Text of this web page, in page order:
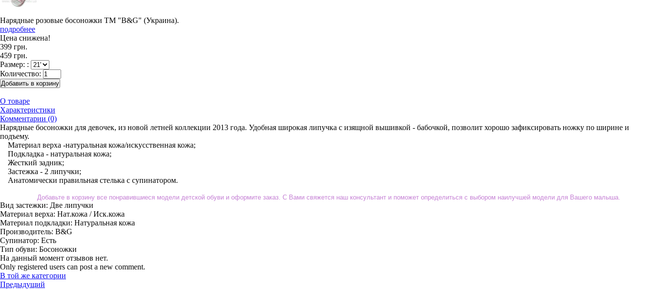
Нарядные розовые босоножки ТМ "B&G" (Украина).
подробнее
Цена снижена!
399 грн.
459 грн.
Размер: :
Количество:
О товаре
Характеристики
Комментарии (0)
Нарядные босоножки для девочек, из новой летней коллекции 2013 года. Удобная широкая липучка с изящной вышивкой - бабочкой, позволит хорошо зафиксировать ножку по ширине и
подъему.
Материал верха -натуральная кожа/искусственная кожа;
Подкладка - натуральная кожа;
Жесткий задник;
Застежка - 2 липучки;
Анатомически правильная стелька с супинатором.
Добавьте в корзину все понравившиеся модели детской обуви и оформите заказ. С Вами свяжется наш консультант и поможет определиться с выбором наилучшей модели для Вашего малыша.
Вид застежки: Две липучки
Материал верха: Нат.кожа / Иск.кожа
Материал подкладки: Натуральная кожа
Производитель: B&G
Супинатор: Есть
Тип обуви: Босоножки
На данный момент отзывов нет.
Only registered users can post a new comment.
В той же категории
Предыдущий